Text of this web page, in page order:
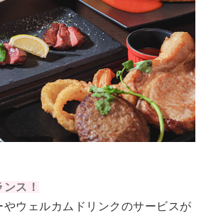
ス！
やウェルカムドリンクのサービスが